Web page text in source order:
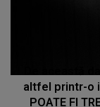
De această
altfel printr-o
POATE FI